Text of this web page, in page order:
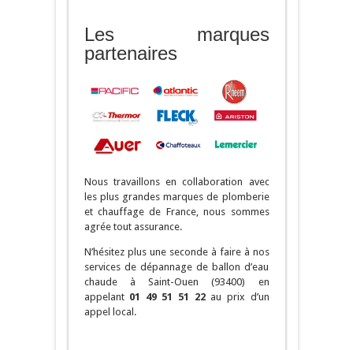
Les marques
partenaires
Nous travaillons en collaboration avec
les plus grandes marques de plomberie
et chauffage de France, nous sommes
agrée tout assurance.
N’hésitez plus une seconde à faire à nos
services de dépannage de ballon d’eau
chaude à Saint-Ouen (93400) en
appelant 01 49 51 51 22au prix d’un
appel local.